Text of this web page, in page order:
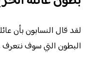
لقد قال النسابون بأن
البطون التي سوف نتعرف